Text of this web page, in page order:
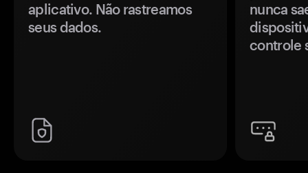
aplicativo. Não rastreamos
seus dados.
nunca
controle